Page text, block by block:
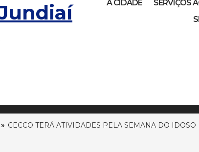
A CIDADE SERVIÇOS
» CECCO TERÁ ATIVIDADES PELA SEMANA DO IDOSO